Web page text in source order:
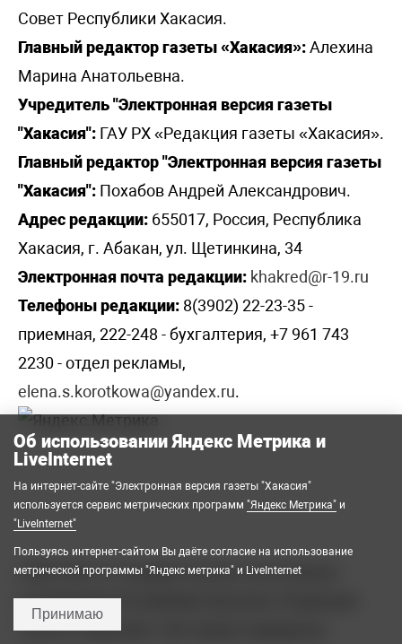
Совет Республики Хакасия.
Главный редактор газеты «Хакасия»:Алехина
Марина Анатольевна.
Учредитель "Электронная версия газеты
"Хакасия": ГАУ РХ «Редакция газеты «Хакасия».
Главный редактор "Электронная версия газеты
"Хакасия": Похабов Андрей Александрович.
Адрес редакции: 655017, Россия, Республика
Хакасия, г. Абакан, ул. Щетинкина, 34
Электронная почта редакции: khakred@r-19.ru
Телефоны редакции: 8(3902) 22-23-35 -
приемная, 222-248 - бухгалтерия, +7 961 743
2230 - отдел рекламы,
elena.s.korotkowa@yandex.ru.
2008-2026 © Государственное автономное
учреждение Республики Хакасия «Редакция
газеты «Хакасия». Все права защищены.
Об использовании Яндекс Метрика и
LiveInternet
На интернет-сайте "Электронная версия газеты "Хакасия"
используется сервис метрических программ "Яндекс Метрика" и
"LiveInternet"
Пользуясь интернет-сайтом Вы даёте согласие на использование
метрической программы "Яндекс метрика" и LiveInternet
Принимаю